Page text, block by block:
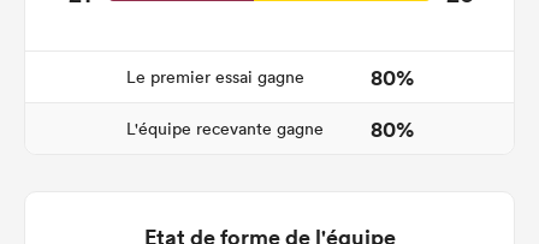
Le premier essai gagne 80%
L'équipe recevante gagne 80%
Etat de forme de l'équipe